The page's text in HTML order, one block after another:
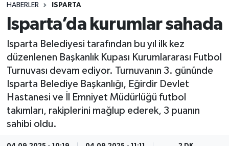
HABERLER ISPARTA
Isparta’da kurumlar sahada
Isparta Belediyesi tarafından bu yıl ilk kez
düzenlenen Başkanlık Kupası Kurumlararası Futbol
Turnuvası devam ediyor. Turnuvanın 3. gününde
Isparta Belediye Başkanlığı, Eğirdir Devlet
Hastanesi ve İl Emniyet Müdürlüğü futbol
takımları, rakiplerini mağlup ederek, 3 puanın
sahibi oldu.